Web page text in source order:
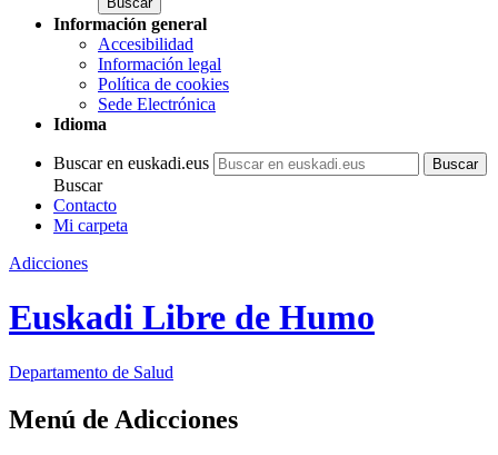
Información general
Accesibilidad
Información legal
Política de cookies
Sede Electrónica
Idioma
Buscar en euskadi.eus
Buscar
Contacto
Mi carpeta
Adicciones
Euskadi Libre de Humo
Departamento de Salud
Menú de Adicciones